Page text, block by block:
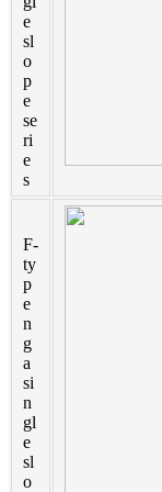
e
sl
o
p
e
se
ri
e
s
F-
ty
p
e
n
g
a
si
n
gl
e
sl
o